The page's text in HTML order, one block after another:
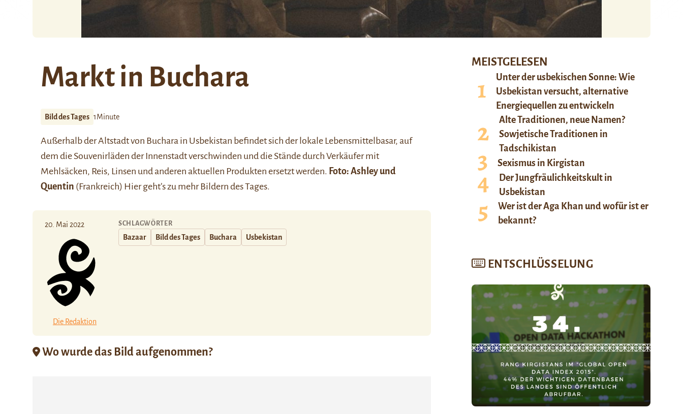
Markt in Buchara
Bild des Tages 1Minute
Außerhalb der Altstadt von Buchara in Usbekistan befindet sich der lokale Lebensmittelbasar, auf
dem die Souvenirläden der Innenstadt verschwinden und die Stände durch Verkäufer mit
Mehlsäcken, Reis, Linsen und anderen aktuellen Produkten ersetzt werden. Foto: Ashley und
Quentin (Frankreich) Hiergeht’s zu mehr Bildern des Tages.
20. Mai 2022
Die Redaktion
SCHLAGWÖRTER
Bazaar Bild des Tages Buchara Usbekistan
Wo wurde das Bild aufgenommen?
MEISTGELESEN
Unter der usbekischen Sonne: Wie
Usbekistan versucht, alternative
Energiequellen zu entwickeln
Alte Traditionen, neue Namen?
Sowjetische Traditionen in
Tadschikistan
Sexismus in Kirgistan
Der Jungfräulichkeitskult in
Usbekistan
Wer ist der Aga Khan und wofür ist er
bekannt?
ENTSCHLÜSSELUNG